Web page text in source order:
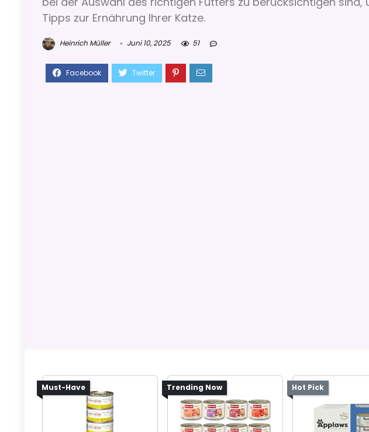
Tipps zur Ernährung Ihrer Katze.
Heinrich Müller Juni 10, 2025 51
Must-Have Trending Now Hot Pick